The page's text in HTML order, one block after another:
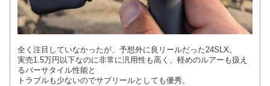
全く注目していなかったが、予想外に良リールだった24SLX。
実売1.5万円以下なのに非常に汎用性も高く、軽めのルアーも扱え
るバーサタイル性能と
トラブルも少ないのでサブリールとしても優秀。